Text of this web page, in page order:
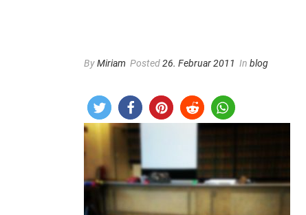
ByMiriam Posted26. Februar 2011 In blog